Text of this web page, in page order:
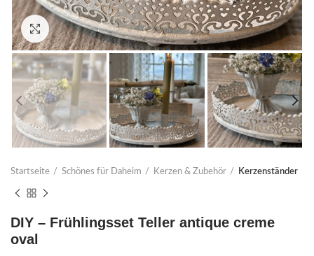
Click to enlarge
Startseite Schönes für Daheim Kerzen & Zubehör Kerzenständer
DIY – Frühlingsset Teller antique creme
oval